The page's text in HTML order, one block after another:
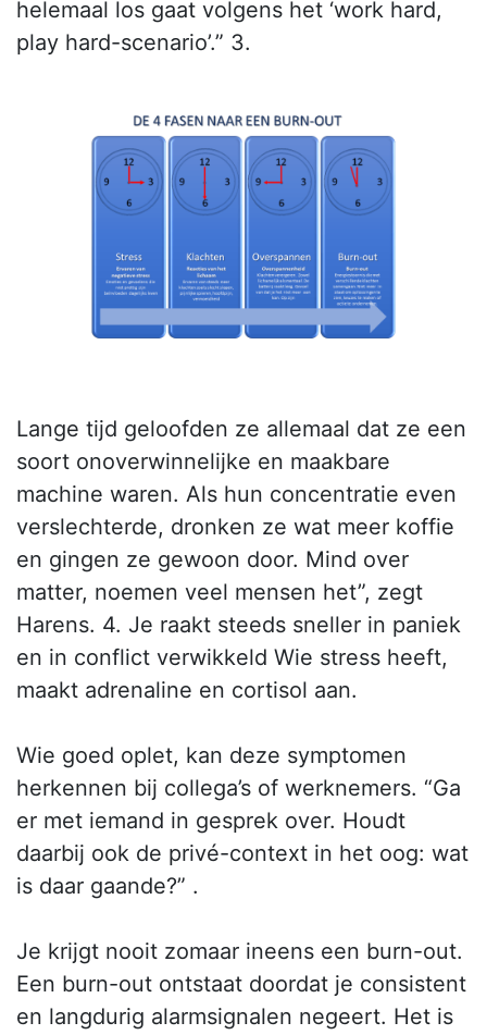
helemaal los gaat volgens het ‘work hard,
play hard-scenario’.” 3.
Lange tijd geloofden ze allemaal dat ze een
soort onoverwinnelijke en maakbare
machine waren. Als hun concentratie even
verslechterde, dronken ze wat meer koffie
en gingen ze gewoon door. Mind over
matter, noemen veel mensen het”, zegt
Harens. 4. Je raakt steeds sneller in paniek
en in conflict verwikkeld Wie stress heeft,
maakt adrenaline en cortisol aan.
Wie goed oplet, kan deze symptomen
herkennen bij collega’s of werknemers. “Ga
er met iemand in gesprek over. Houdt
daarbij ook de privé-context in het oog: wat
is daar gaande?” .
Je krijgt nooit zomaar ineens een burn-out.
Een burn-out ontstaat doordat je consistent
en langdurig alarmsignalen negeert. Het is